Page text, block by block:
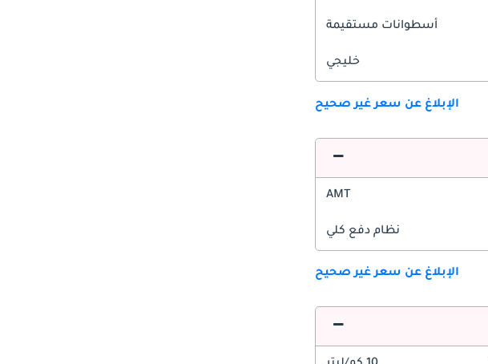
أسطوانات مستقيمة
خليجي
الإبلاغ عن سعر غير صحيح
AMT
نظام دفع كلي
الإبلاغ عن سعر غير صحيح